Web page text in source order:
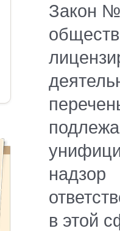
Закон №
надзор
в этой